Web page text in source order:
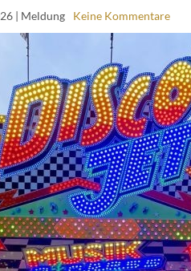
| Meldung Keine Kommentare